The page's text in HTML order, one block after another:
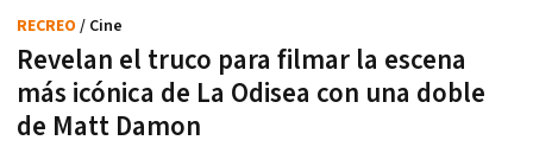
Revelan el truco para filmar la escena
más icónica de La Odisea con una doble
de Matt Damon
RECREO / Cine